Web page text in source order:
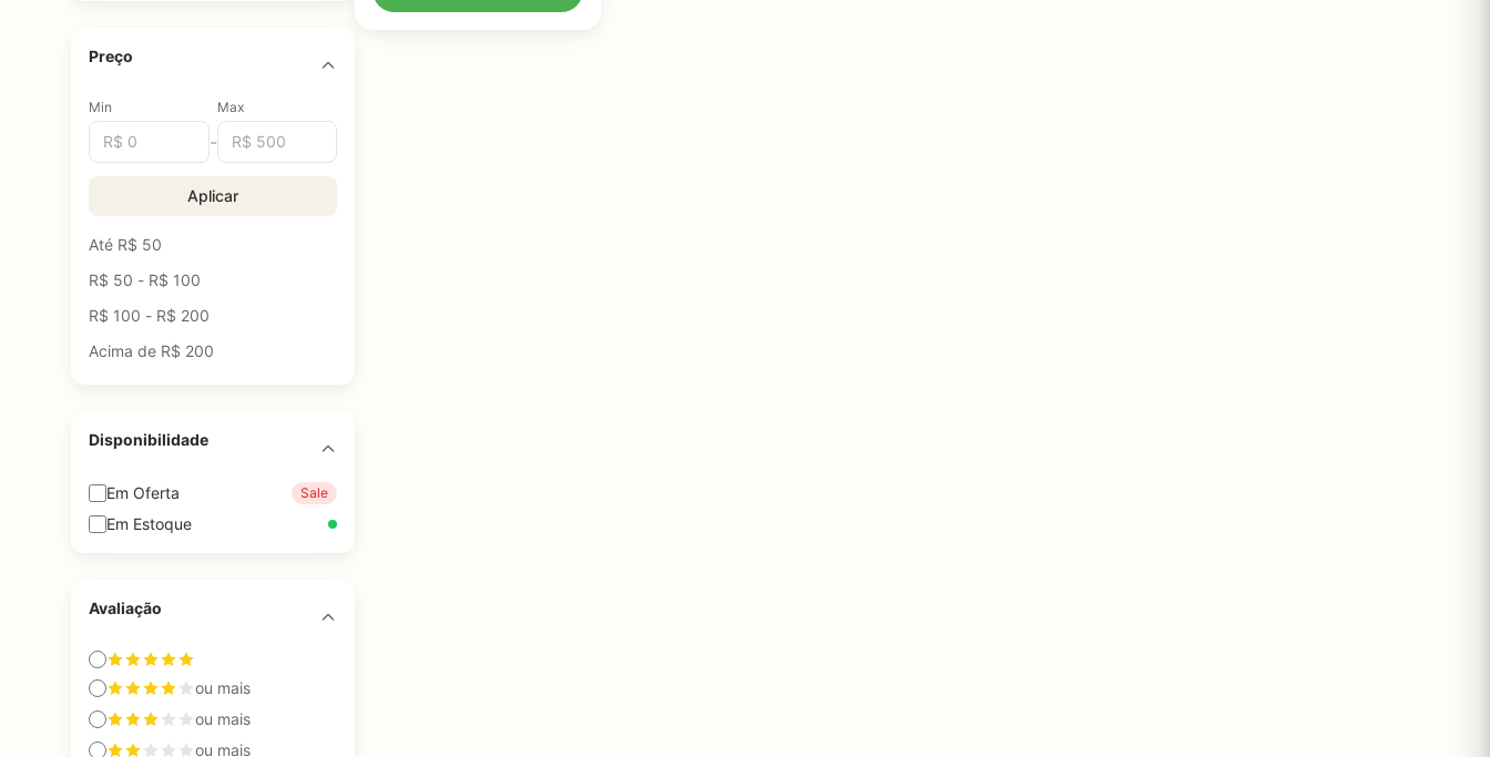
Preço
Min
-
Max
Aplicar
Até R$ 50
R$ 50 - R$ 100
R$ 100 - R$ 200
Acima de R$ 200
Disponibilidade
Em Oferta Sale
Em Estoque
Avaliação
ou mais
ou mais
ou mais